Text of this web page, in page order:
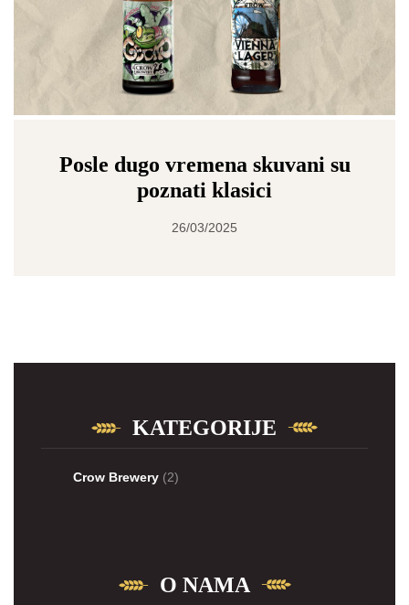
Posle dugo vremena skuvani su
poznati klasici
26/03/2025
KATEGORIJE
Crow Brewery (2)
O NAMA